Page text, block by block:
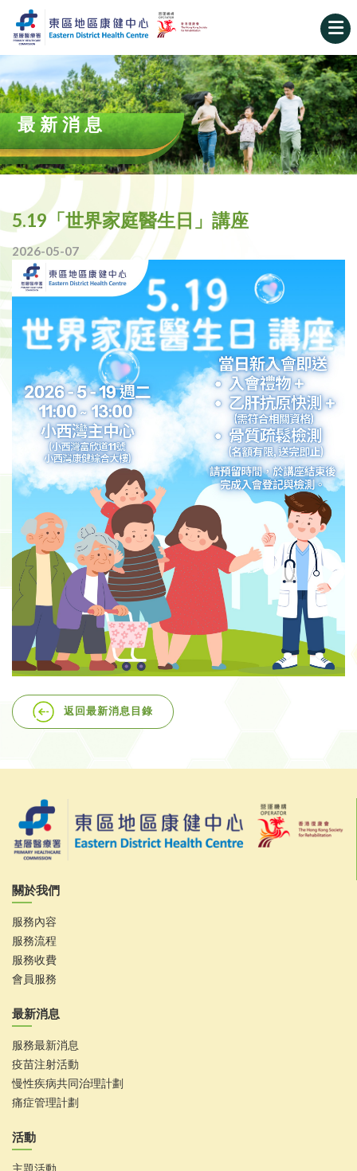
最新消息
5.19「世界家庭醫生日」講座
2026-05-07
返回最新消息目錄
關於我們
服務內容
服務流程
服務收費
會員服務
最新消息
服務最新消息
疫苗注射活動
慢性疾病共同治理計劃
痛症管理計劃
活動
主題活動